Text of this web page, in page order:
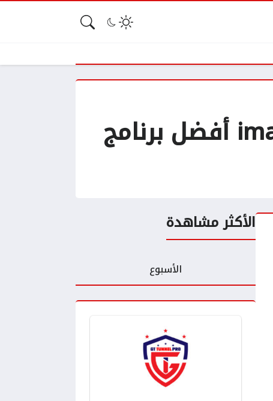
مراجعة تطبيق imageMinify: From MB to KB أفضل برنامج
الأكثر مشاهدة
الأسبوع